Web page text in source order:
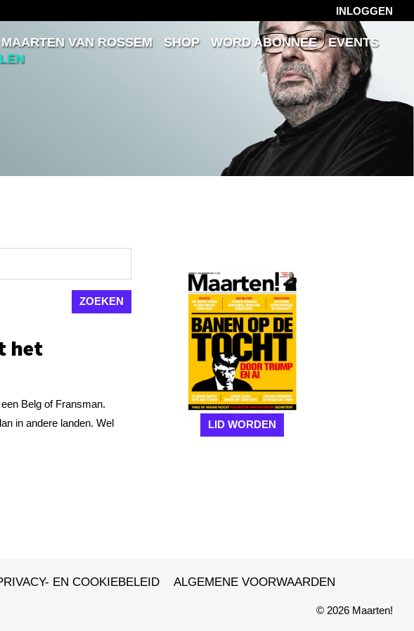
INLOGGEN
MAARTEN VAN ROSSEM SHOP WORD ABONNEE
EVENTS
het
Belg of Fransman.
in andere landen. Wel
LID WORDEN
EN COOKIEBELEID ALGEMENE VOORWAARDEN
© 2026 Maarten!